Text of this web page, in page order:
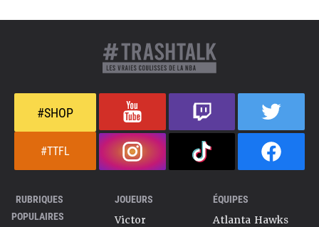
#SHOP
#TTFL
RUBRIQUES
POPULAIRES
JOUEURS
Victor
ÉQUIPES
Atlanta Hawks